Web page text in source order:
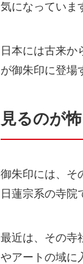
気になっていま
日本には古来
が御朱印に登場
見るのが
御朱印には、そ
日蓮宗系の寺院
最近は、その寺
やアートの域に